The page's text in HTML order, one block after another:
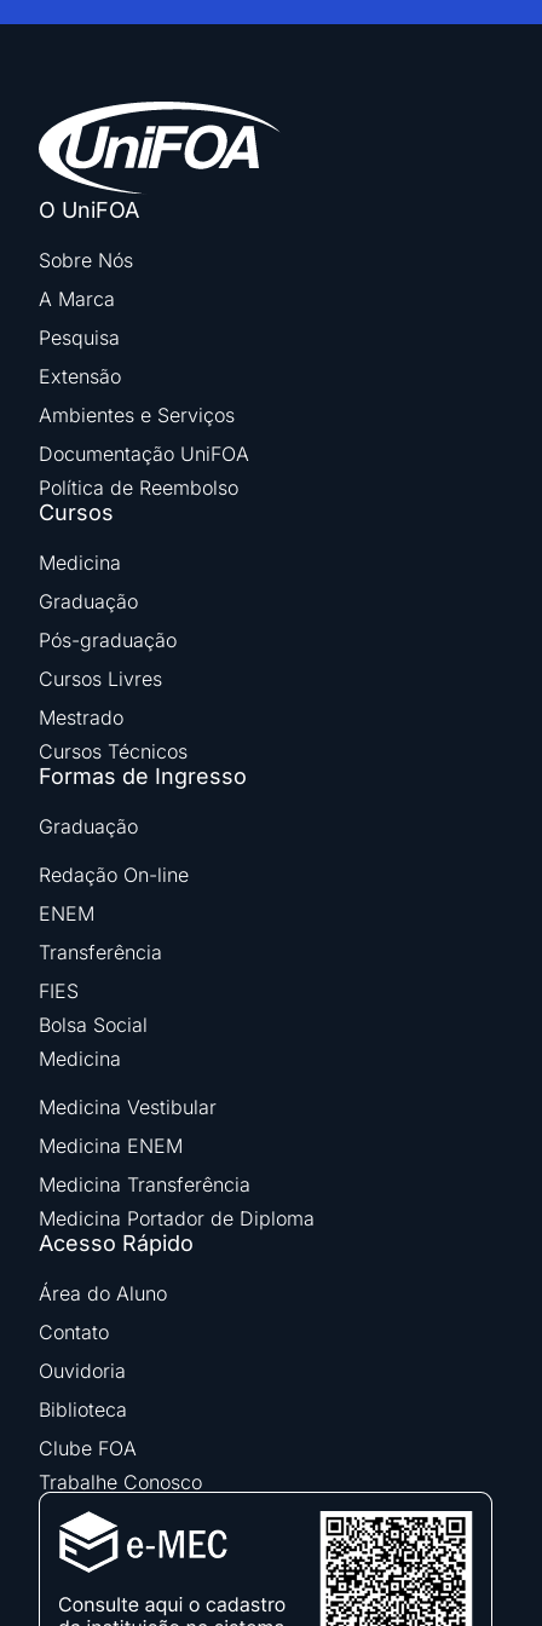
O UniFOA
Sobre Nós
A Marca
Pesquisa
Extensão
Ambientes e Serviços
Documentação UniFOA
Política de Reembolso
Cursos
Medicina
Graduação
Pós-graduação
Cursos Livres
Mestrado
Cursos Técnicos
Formas de Ingresso
Graduação
Redação On-line
ENEM
Transferência
FIES
Bolsa Social
Medicina
Medicina Vestibular
Medicina ENEM
Medicina Transferência
Medicina Portador de Diploma
Acesso Rápido
Área do Aluno
Contato
Ouvidoria
Biblioteca
Clube FOA
Trabalhe Conosco